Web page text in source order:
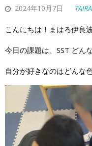
2024年10月7日
こんにちは！まはろ伊良
今日の課題は、SST どん
自分が好きなのはどんな